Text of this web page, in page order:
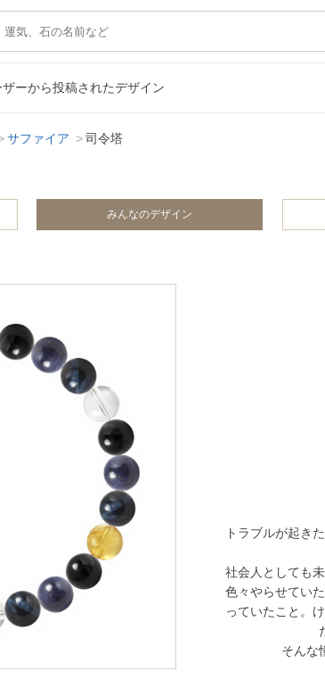
ーから投稿されたデザイン
サファイア 司令塔
みんなのデザイン
トラブルが起き
社会人としても
色々やらせてい
っていたこと。
そんな